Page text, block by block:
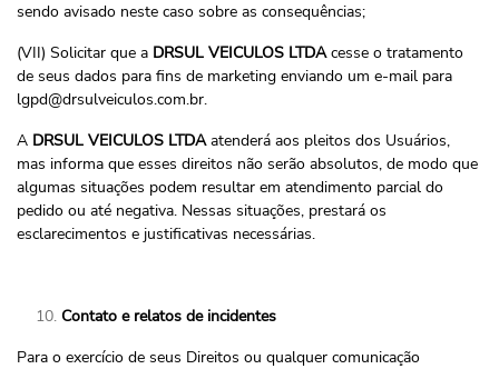
sendo avisado neste caso sobre as consequências;
(VII) Solicitar que a DRSUL VEICULOS LTDAcesse o tratamento
de seus dados para fins de marketing enviando um e-mail para
lgpd@drsulveiculos.com.br.
A DRSUL VEICULOS LTDAatenderá aos pleitos dos Usuários,
mas informa que esses direitos não serão absolutos, de modo que
algumas situações podem resultar em atendimento parcial do
pedido ou até negativa. Nessas situações, prestará os
esclarecimentos e justificativas necessárias.
Contato e relatos de incidentes
Para o exercício de seus Direitos ou qualquer comunicação